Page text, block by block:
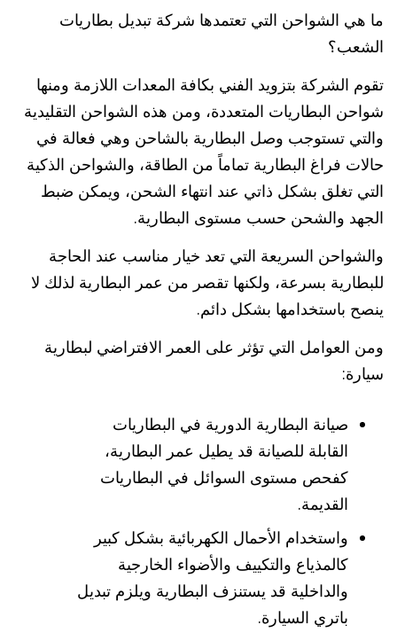
ما هي الشواحن التي تعتمدها شركة تبديل بطاريات
الشعب؟
تقوم الشركة بتزويد الفني بكافة المعدات اللازمة ومنها
شواحن البطاريات المتعددة، ومن هذه الشواحن التقليدية
والتي تستوجب وصل البطارية بالشاحن وهي فعالة في
حالات فراغ البطارية تماماً من الطاقة، والشواحن الذكية
التي تغلق بشكل ذاتي عند انتهاء الشحن، ويمكن ضبط
الجهد والشحن حسب مستوى البطارية.
والشواحن السريعة التي تعد خيار مناسب عند الحاجة
للبطارية بسرعة، ولكنها تقصر من عمر البطارية لذلك لا
ينصح باستخدامها بشكل دائم.
ومن العوامل التي تؤثر على العمر الافتراضي لبطارية
سيارة:
صيانة البطارية الدورية في البطاريات
القابلة للصيانة قد يطيل عمر البطارية،
كفحص مستوى السوائل في البطاريات
القديمة.
واستخدام الأحمال الكهربائية بشكل كبير
كالمذياع والتكييف والأضواء الخارجية
والداخلية قد يستنزف البطارية ويلزم تبديل
باتري السيارة.